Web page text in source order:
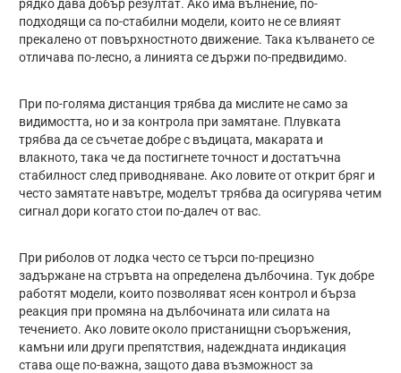
рядко дава добър резултат. Ако има вълнение, по-
подходящи са по-стабилни модели, които не се влияят
прекалено от повърхностното движение. Така кълването се
отличава по-лесно, а линията се държи по-предвидимо.
При по-голяма дистанция трябва да мислите не само за
видимостта, но и за контрола при замятане. Плувката
трябва да се съчетае добре с въдицата, макарата и
влакното, така че да постигнете точност и достатъчна
стабилност след приводняване. Ако ловите от открит бряг и
често замятате навътре, моделът трябва да осигурява четим
сигнал дори когато стои по-далеч от вас.
При риболов от лодка често се търси по-прецизно
задържане на стръвта на определена дълбочина. Тук добре
работят модели, които позволяват ясен контрол и бърза
реакция при промяна на дълбочината или силата на
течението. Ако ловите около пристанищни съоръжения,
камъни или други препятствия, надеждната индикация
става още по-важна, защото дава възможност за